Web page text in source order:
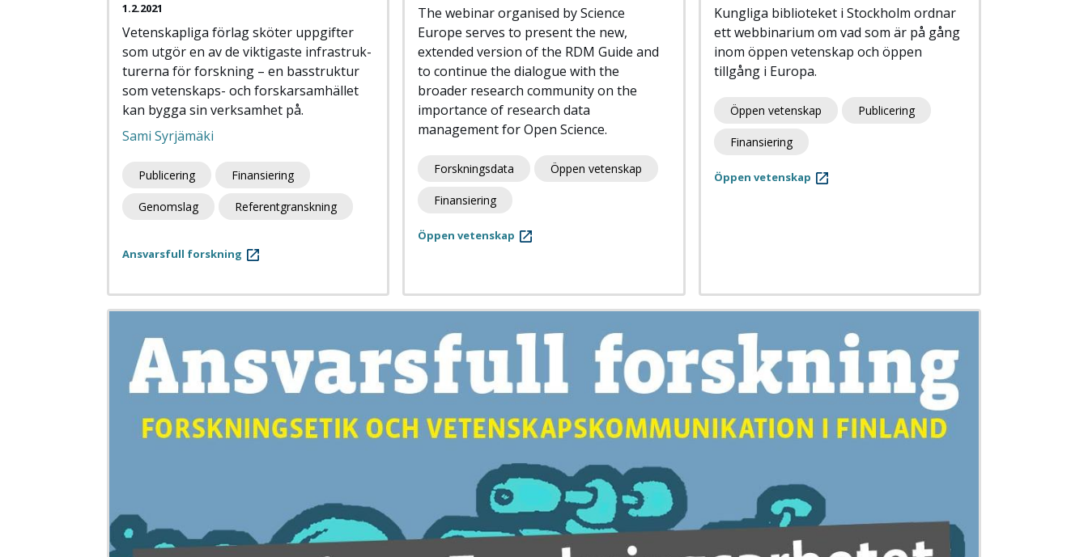
1.2.2021
Vetenskapliga förlag sköter uppgifter
som utgör en av de viktigaste infra­struk­
turerna för forskning – en basstruktur
som vetenskaps- och forskarsamhället
kan bygga sin verksamhet på.
Sami Syrjämäki
Publicering Finansiering
Genomslag Referentgranskning
Ansvarsfull forskning
The webinar organised by Science
Europe serves to present the new,
extended version of the RDM Guide and
to continue the dialogue with the
broader research community on the
importance of research data
management for Open Science.
Forskningsdata Öppen vetenskap
Finansiering
Öppen vetenskap
Kungliga biblioteket i Stockholm ordnar
ett webbinarium om vad som är på gång
inom öppen vetenskap och öppen
tillgång i Europa.
Öppen vetenskap Publicering
Finansiering
Öppen vetenskap